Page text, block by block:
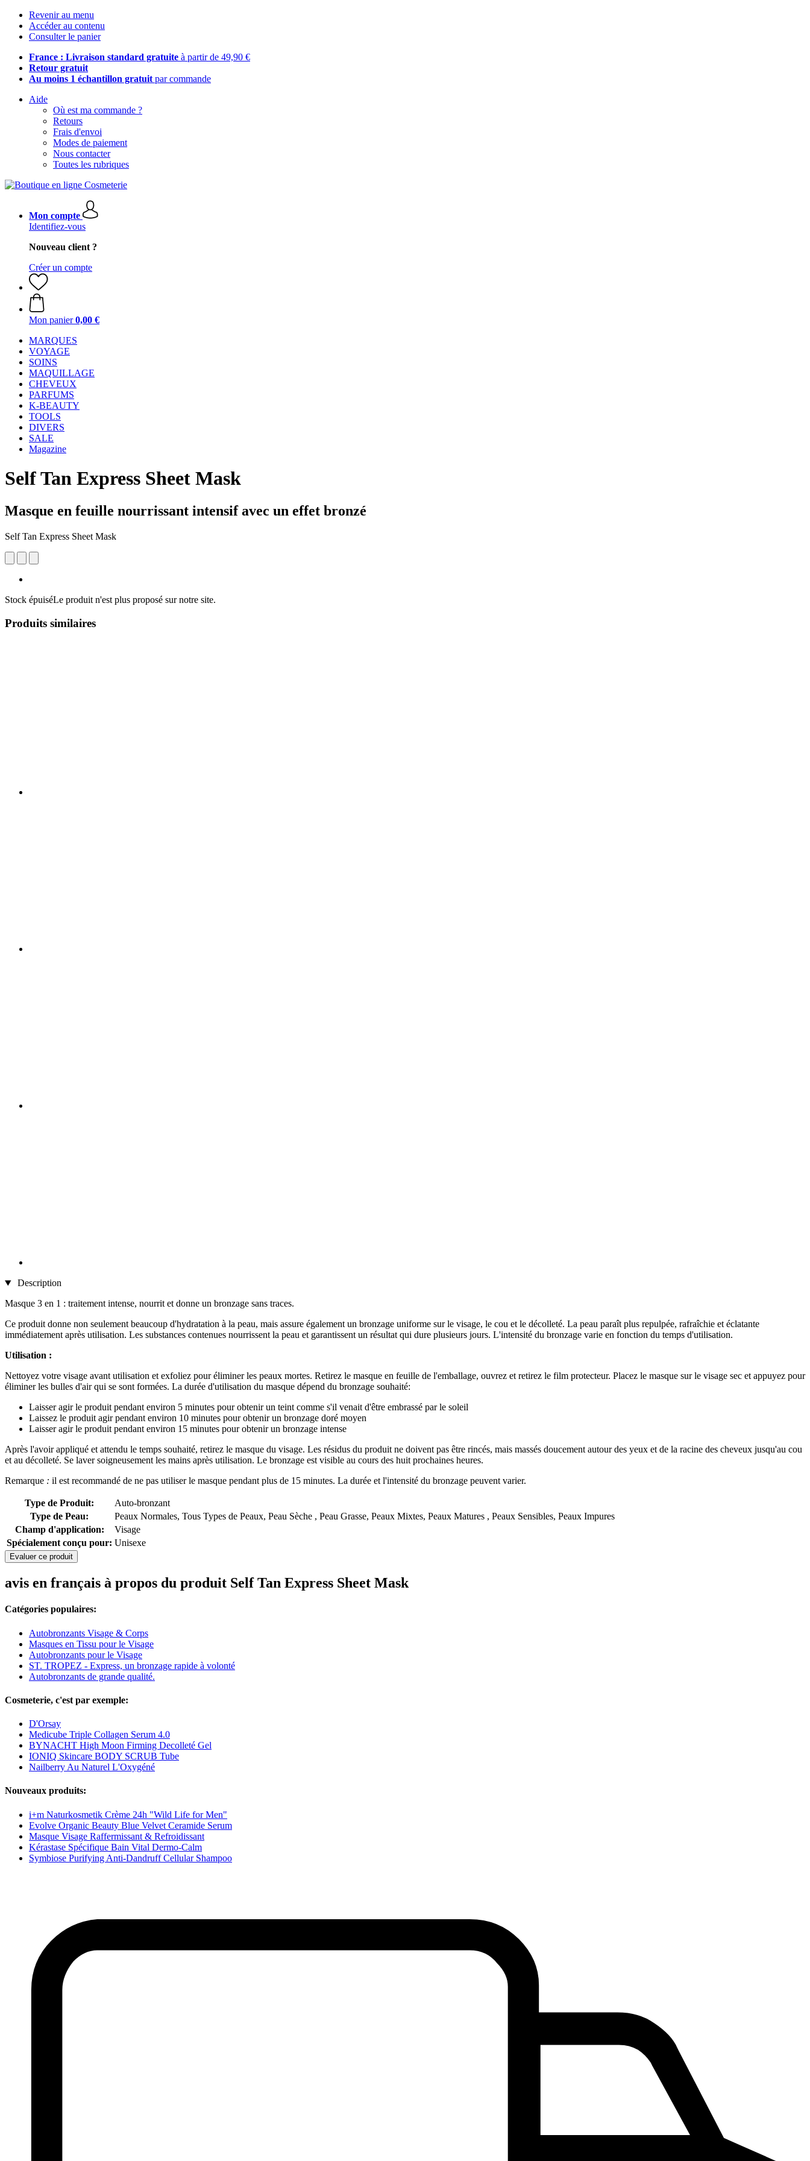
Revenir au menu
Accéder au contenu
Consulter le panier
France : Livraison standard gratuite à partir de 49,90 €
Retour gratuit
Au moins 1 échantillon gratuit par commande
Aide
Où est ma commande ?
Retours
Frais d'envoi
Modes de paiement
Nous contacter
Toutes les rubriques
Mon compte
Identifiez-vous
Nouveau client ?
Créer un compte
Mon panier 0,00 €
MARQUES
VOYAGE
SOINS
MAQUILLAGE
CHEVEUX
PARFUMS
K-BEAUTY
TOOLS
DIVERS
SALE
Magazine
Self Tan Express Sheet Mask
Masque en feuille nourrissant intensif avec un effet bronzé
Self Tan Express Sheet Mask
Stock épuiséLe produit n'est plus proposé sur notre site.
Produits similaires
Description
Masque 3 en 1 : traitement intense, nourrit et donne un bronzage sans traces.
Ce produit donne non seulement beaucoup d'hydratation à la peau, mais assure également un bronzage uniforme sur le visage, le cou et le décolleté. La peau paraît plus repulpée, rafraîchie et éclatante
immédiatement après utilisation. Les substances contenues nourrissent la peau et garantissent un résultat qui dure plusieurs jours. L'intensité du bronzage varie en fonction du temps d'utilisation.
Utilisation :
Nettoyez votre visage avant utilisation et exfoliez pour éliminer les peaux mortes. Retirez le masque en feuille de l'emballage, ouvrez et retirez le film protecteur. Placez le masque sur le visage sec et appuyez pour
éliminer les bulles d'air qui se sont formées. La durée d'utilisation du masque dépend du bronzage souhaité:
Laisser agir le produit pendant environ 5 minutes pour obtenir un teint comme s'il venait d'être embrassé par le soleil
Laissez le produit agir pendant environ 10 minutes pour obtenir un bronzage doré moyen
Laisser agir le produit pendant environ 15 minutes pour obtenir un bronzage intense
Après l'avoir appliqué et attendu le temps souhaité, retirez le masque du visage. Les résidus du produit ne doivent pas être rincés, mais massés doucement autour des yeux et de la racine des cheveux jusqu'au cou
et au décolleté. Se laver soigneusement les mains après utilisation. Le bronzage est visible au cours des huit prochaines heures.
Remarque : il est recommandé de ne pas utiliser le masque pendant plus de 15 minutes. La durée et l'intensité du bronzage peuvent varier.
Type de Produit:
Auto-bronzant
Type de Peau:
Peaux Normales, Tous Types de Peaux, Peau Sèche , Peau Grasse, Peaux Mixtes, Peaux Matures , Peaux Sensibles, Peaux Impures
Champ d'application:
Visage
Spécialement conçu pour: Unisexe
Evaluer ce produit
avis en français à propos du produit Self Tan Express Sheet Mask
Catégories populaires:
Autobronzants Visage & Corps
Masques en Tissu pour le Visage
Autobronzants pour le Visage
ST. TROPEZ - Express, un bronzage rapide à volonté
Autobronzants de grande qualité.
Cosmeterie, c'est par exemple:
D'Orsay
Medicube Triple Collagen Serum 4.0
BYNACHT High Moon Firming Decolleté Gel
IONIQ Skincare BODY SCRUB Tube
Nailberry Au Naturel L'Oxygéné
Nouveaux produits:
i+m Naturkosmetik Crème 24h "Wild Life for Men"
Evolve Organic Beauty Blue Velvet Ceramide Serum
Masque Visage Raffermissant & Refroidissant
Kérastase Spécifique Bain Vital Dermo-Calm
Symbiose Purifying Anti-Dandruff Cellular Shampoo